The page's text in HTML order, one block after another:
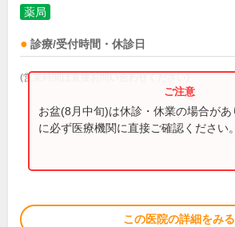
薬局
診療/受付時間・休診日
(営業時間は直接お問い合わせください)
お盆(8月中旬)は休診・休業の場合が
に必ず医療機関に直接ご確認ください。
この医院の詳細をみる